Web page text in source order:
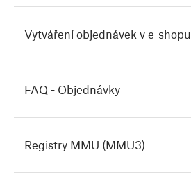
Vytváření objednávek v e-shopu
FAQ - Objednávky
Registry MMU (MMU3)